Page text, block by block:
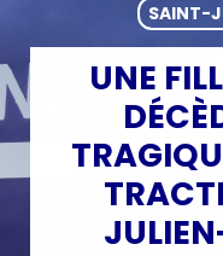
SAINT-
UNE